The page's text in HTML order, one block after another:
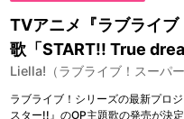
TVアニメ『ラブライ
歌「START!! True
Liella!（ラブライブ！スーパー
ラブライブ！シリーズの最新プロ
スター!!』のOP主題歌の発売が決